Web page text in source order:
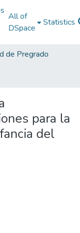
All of
DSpace
Statistics
de Pregrado
para la
del